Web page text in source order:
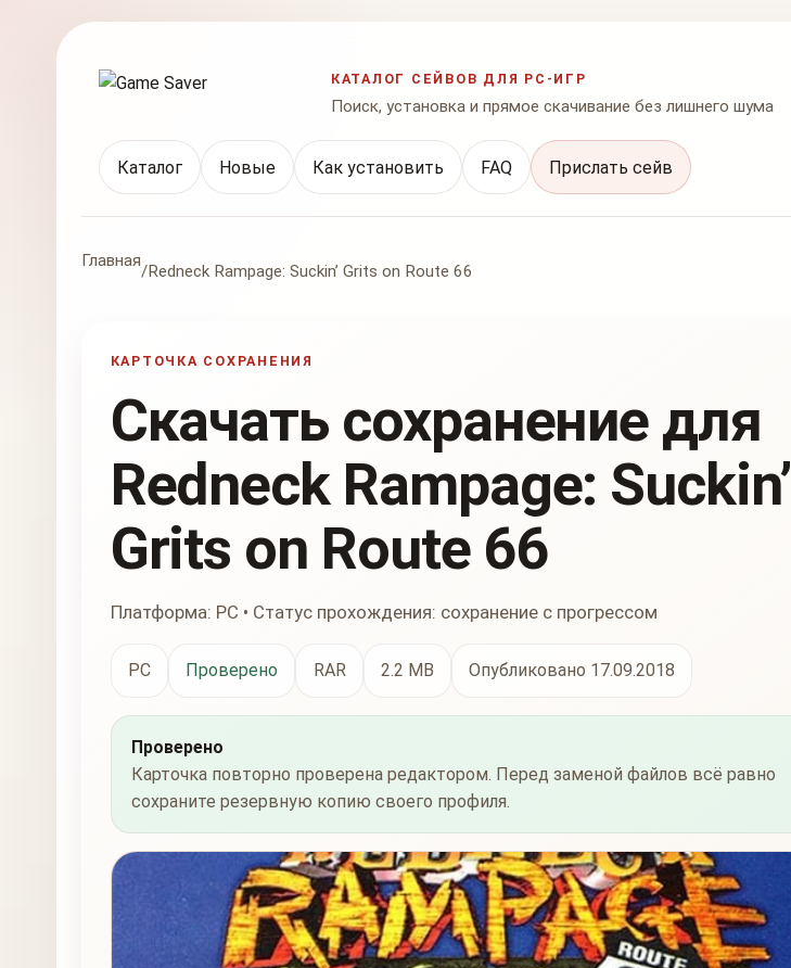
КАТАЛОГ СЕЙВОВ ДЛЯ PC-ИГР
Поиск, установка и прямое скачивание без лишнего шума
Каталог Новые Как установить FAQ Прислать сейв
Главная
/Redneck Rampage: Suckin’ Grits on Route 66
КАРТОЧКА СОХРАНЕНИЯ
Скачать сохранение для
Redneck Rampage: Suckin’
Grits on Route 66
Платформа: PC • Статус прохождения: сохранение с прогрессом
PC Проверено RAR 2.2 MB Опубликовано 17.09.2018
Проверено
Карточка повторно проверена редактором. Перед заменой файлов всё равно
сохраните резервную копию своего профиля.